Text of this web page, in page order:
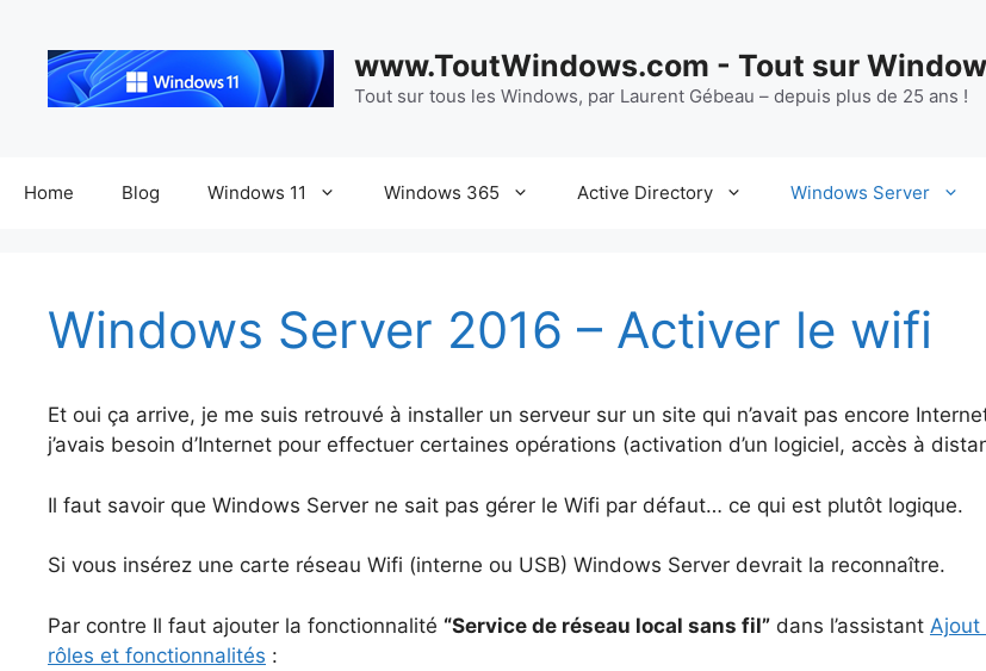
contenu
www.ToutWindows.com - Tout sur
Tout sur tous les Windows, par Laurent Gébeau – depuis plus de 25 ans !
Home Blog Windows 11 Windows 365 Active Directory Windows Server
Windows Server 2016 – Activer le wifi
Et oui ça arrive, je me suis retrouvé à installer un serveur sur un site qui n’avait pas encore
j’avais besoin d’Internet pour effectuer certaines opérations (activation d’un logiciel, accès à
Il faut savoir que Windows Server ne sait pas gérer le Wifi par défaut… ce qui est plutôt logique.
Si vous insérez une carte réseau Wifi (interne ou USB) Windows Server devrait la reconnaître.
Par contre Il faut ajouter la fonctionnalité “Service de réseau local sans fil” dans l’assistant Ajout
rôles et fonctionnalités :